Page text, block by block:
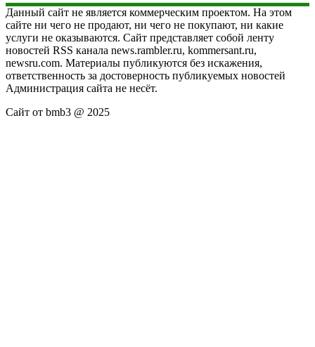
Данный сайт не является коммерческим проектом. На этом
сайте ни чего не продают, ни чего не покупают, ни какие
услуги не оказываются. Сайт представляет собой ленту
новостей RSS канала news.rambler.ru, kommersant.ru,
newsru.com. Материалы публикуются без искажения,
ответственность за достоверность публикуемых новостей
Администрация сайта не несёт.
Сайт от bmb3 @ 2025